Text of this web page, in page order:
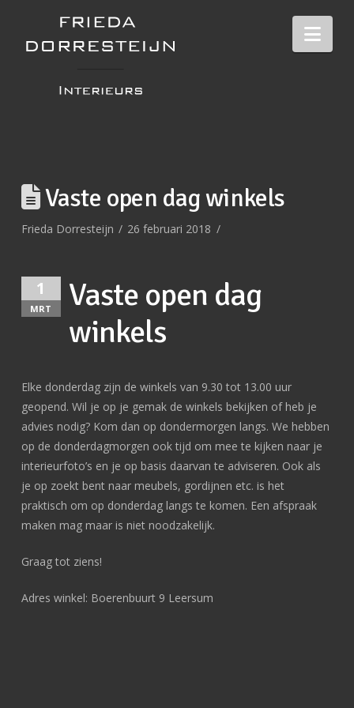
Vaste open dag winkels
Frieda Dorresteijn 26 februari 2018
1
MRT
Vaste open dag
winkels
Elke donderdag zijn de winkels van 9.30 tot 13.00 uur
geopend. Wil je op je gemak de winkels bekijken of heb je
advies nodig? Kom dan op dondermorgen langs. We hebben
op de donderdagmorgen ook tijd om mee te kijken naar je
interieurfoto’s en je op basis daarvan te adviseren. Ook als
je op zoekt bent naar meubels, gordijnen etc. is het
praktisch om op donderdag langs te komen. Een afspraak
maken mag maar is niet noodzakelijk.
Graag tot ziens!
Adres winkel: Boerenbuurt 9 Leersum